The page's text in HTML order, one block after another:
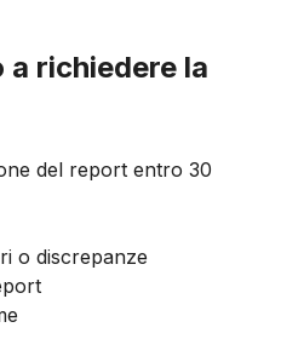
richiedere la
del report entro 30
o discrepanze